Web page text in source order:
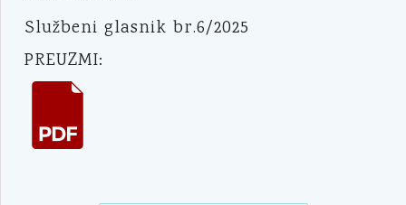
Službeni glasnik br.6/2025
PREUZMI: